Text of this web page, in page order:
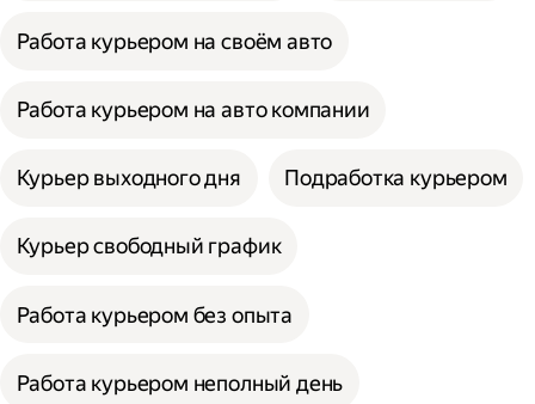
Работа курьером на своём авто
Работа курьером на авто компании
Курьер выходного дня Подработка курьером
Курьер свободный график
Работа курьером без опыта
Работа курьером неполный день